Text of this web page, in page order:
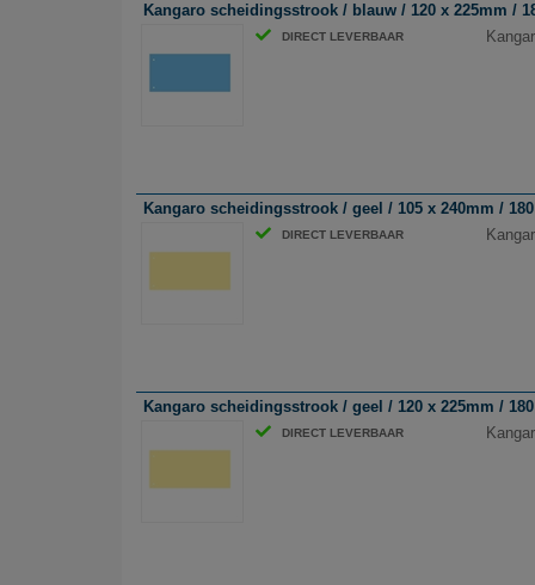
Kangaro scheidingsstrook / blauw / 120 x 225mm /
DIRECT LEVERBAAR
Kangaro scheidingsstrook / geel / 105 x 240mm /
DIRECT LEVERBAAR
Kangaro scheidingsstrook / geel / 120 x 225mm /
DIRECT LEVERBAAR